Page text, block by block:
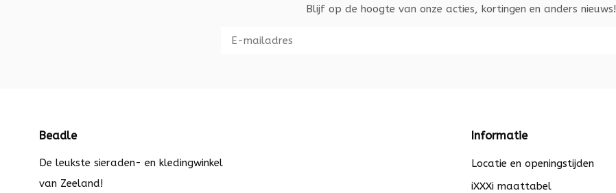
Blijf op de hoogte van onze acties, kortingen en anders nieuws!
Beadle
De leukste sieraden- en kledingwinkel
van Zeeland!
Informatie
Locatie en openingstijden
iXXXi maattabel